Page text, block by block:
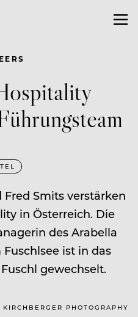
Smits verstärken
in Österreich. Die
des Arabella
ist in das
gewechselt.
PHOTOGRAPHY